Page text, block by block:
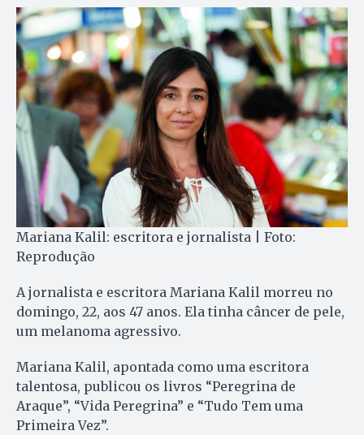
Mariana Kalil: escritora e jornalista | Foto:
Reprodução
A jornalista e escritora Mariana Kalil morreu no
domingo, 22, aos 47 anos. Ela tinha câncer de pele,
um melanoma agressivo.
Mariana Kalil, apontada como uma escritora
talentosa, publicou os livros “Peregrina de
Araque”, “Vida Peregrina” e “Tudo Tem uma
Primeira Vez”.